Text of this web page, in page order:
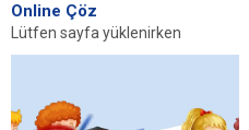
Online Çöz
Lütfen sayfa yüklenirken
bekleyiniz, tarayıcınızda
olduğundan emin olunuz. Eğer
sayfa yüklenmediyse buraya...